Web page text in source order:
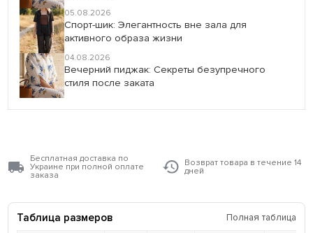
05.08.2026
Спорт-шик: Элегантность вне зала для
активного образа жизни
04.08.2026
Вечерний пиджак: Секреты безупречного
стиля после заката
Бесплатная доставка по
Украине при полной оплате
заказа
Возврат товара в течение 14
дней
Таблица размеров Полная таблица